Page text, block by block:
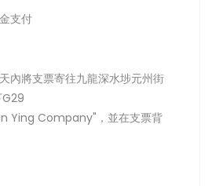
支付
內將支票寄往九龍深水埗元州街
Ying Company"，並在支票背